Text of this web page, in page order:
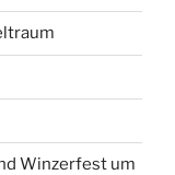
Winzerfest um